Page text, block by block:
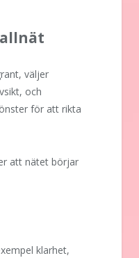
väljer
och
för att rikta
att nätet börjar
klarhet,